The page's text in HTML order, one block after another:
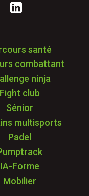
santé
combattant
ninja
Fight club
Sénior
multisports
Padel
IA-Forme
Mobilier